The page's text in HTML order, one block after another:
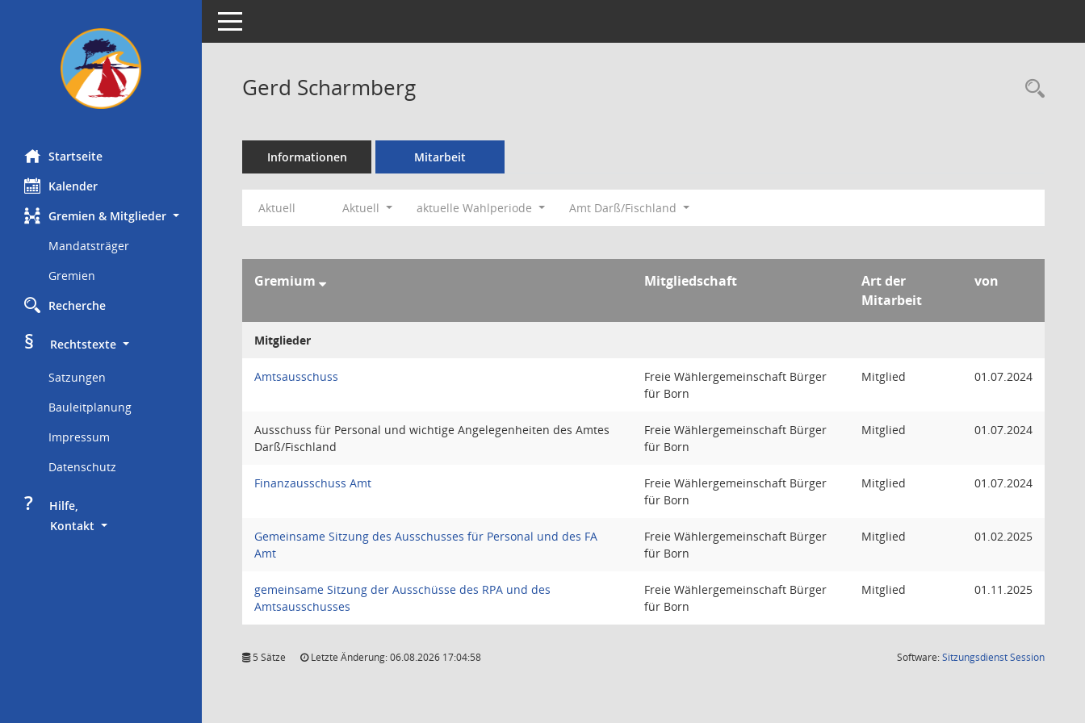
Startseite
Kalender
Gremien & Mitglieder
Mandatsträger
Gremien
Recherche
§
     Rechtstexte
Satzungen
Bauleitplanung
Impressum
Datenschutz
?
     Hilfe,
Kontakt
Toggle navigation
Gerd Scharmberg
Informationen Mitarbeit
Aktuell Aktuell aktuelle Wahlperiode Amt Darß/Fischland
Gremium Mitgliedschaft
Art der
Mitarbeit
von
Mitglieder
Amtsausschuss
Freie Wählergemeinschaft Bürger
für Born
Mitglied 01.07.2024
Ausschuss für Personal und wichtige Angelegenheiten des Amtes
Darß/Fischland
Freie Wählergemeinschaft Bürger
für Born
Mitglied 01.07.2024
Finanzausschuss Amt
Freie Wählergemeinschaft Bürger
für Born
Mitglied 01.07.2024
Gemeinsame Sitzung des Ausschusses für Personal und des FA
Amt
Freie Wählergemeinschaft Bürger
für Born
Mitglied 01.02.2025
gemeinsame Sitzung der Ausschüsse des RPA und des
Amtsausschusses
Freie Wählergemeinschaft Bürger
für Born
Mitglied 01.11.2025
5 Sätze Letzte Änderung: 06.08.2026 17:04:58 Software:SitzungsdienstSession(Wird in